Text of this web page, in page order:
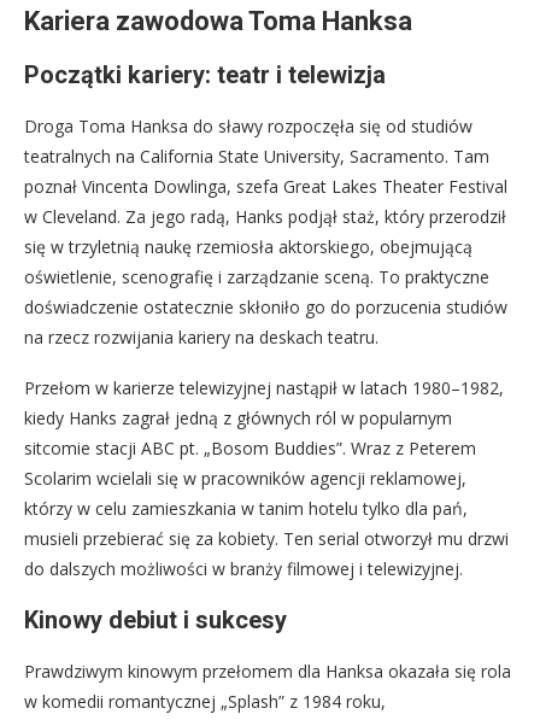
Kariera zawodowa Toma Hanksa
Początki kariery: teatr i telewizja
Droga Toma Hanksa do sławy rozpoczęła się od studiów
teatralnych na California State University, Sacramento. Tam
poznał Vincenta Dowlinga, szefa Great Lakes Theater Festival
w Cleveland. Za jego radą, Hanks podjął staż, który przerodził
się w trzyletnią naukę rzemiosła aktorskiego, obejmującą
oświetlenie, scenografię i zarządzanie sceną. To praktyczne
doświadczenie ostatecznie skłoniło go do porzucenia studiów
na rzecz rozwijania kariery na deskach teatru.
Przełom w karierze telewizyjnej nastąpił w latach 1980–1982,
kiedy Hanks zagrał jedną z głównych ról w popularnym
sitcomie stacji ABC pt. „Bosom Buddies”. Wraz z Peterem
Scolarim wcielali się w pracowników agencji reklamowej,
którzy w celu zamieszkania w tanim hotelu tylko dla pań,
musieli przebierać się za kobiety. Ten serial otworzył mu drzwi
do dalszych możliwości w branży filmowej i telewizyjnej.
Kinowy debiut i sukcesy
Prawdziwym kinowym przełomem dla Hanksa okazała się rola
w komedii romantycznej „Splash” z 1984 roku,